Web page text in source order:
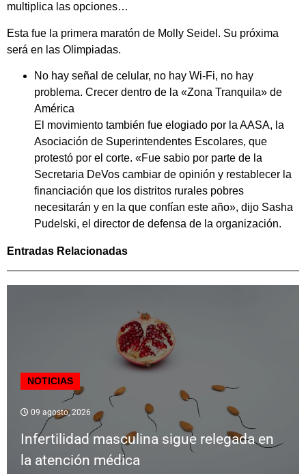
multiplica las opciones…
Esta fue la primera maratón de Molly Seidel. Su próxima
será en las Olimpiadas.
No hay señal de celular, no hay Wi-Fi, no hay
problema. Crecer dentro de la «Zona Tranquila» de
América
El movimiento también fue elogiado por la AASA, la
Asociación de Superintendentes Escolares, que
protestó por el corte. «Fue sabio por parte de la
Secretaria DeVos cambiar de opinión y restablecer la
financiación que los distritos rurales pobres
necesitarán y en la que confían este año», dijo Sasha
Pudelski, el director de defensa de la organización.
Entradas Relacionadas
NOTICIAS
09 agosto, 2026
Infertilidad masculina sigue relegada en
la atención médica